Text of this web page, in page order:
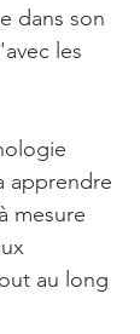
dans son
les
apprendre
mesure
au long